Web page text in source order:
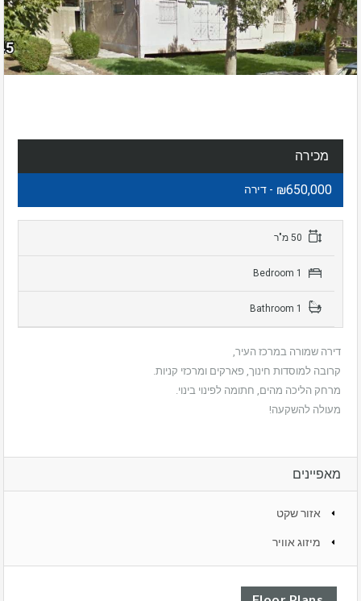
מכירה
₪650,000 - דירה
דירה שמורה במרכז העיר,
קרובה למוסדות חינוך, פארקים ומרכזי קניות.
מרחק הליכה מהים, חתומה לפינוי בינוי.
מעולה להשקעה!
מאפיינים
אזור שקט
מיזוג אוויר